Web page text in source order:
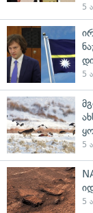
5
5
5
5